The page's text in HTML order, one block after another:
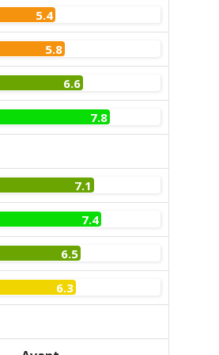
5.4
5.8
6.6
7.8
7.1
7.4
6.5
6.3